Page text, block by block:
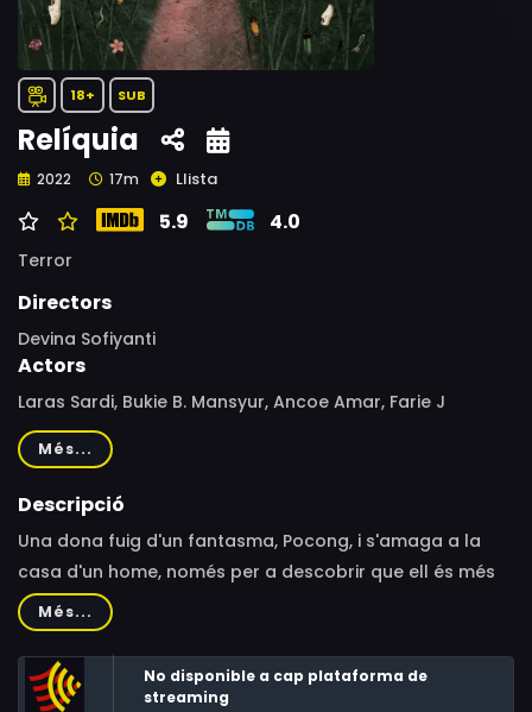
18+ SUB
Relíquia
2022 17m Llista
5.9 4.0
Terror
Directors
Devina Sofiyanti
Actors
Laras Sardi, Bukie B. Mansyur, Ancoe Amar, Farie J
Purwaganda
Més...
Descripció
Una dona fuig d'un fantasma, Pocong, i s'amaga a la
casa d'un home, només per a descobrir que ell és més
aterridor que el mateix esperit.
Més...
No disponible a cap plataforma de
streaming